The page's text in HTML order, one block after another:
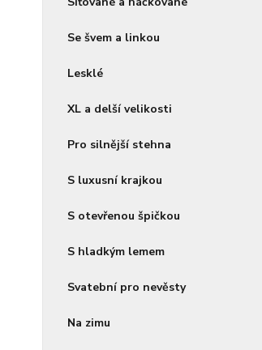
Se švem a linkou
Lesklé
XL a delší velikosti
Pro silnější stehna
S luxusní krajkou
S otevřenou špičkou
S hladkým lemem
Svatební pro nevěsty
Na zimu